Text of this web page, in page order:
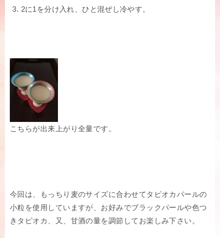
2に1を分け入れ、ひと混ぜし冷やす。
こちらが出来上がり全量です。
今回は、もっちり麦のサイズに合わせてタピオカパールの
小粒を使用していますが、お好みでブラックパールや色つ
きタピオカ、又、甘酒の量を調節してお楽しみ下さい。